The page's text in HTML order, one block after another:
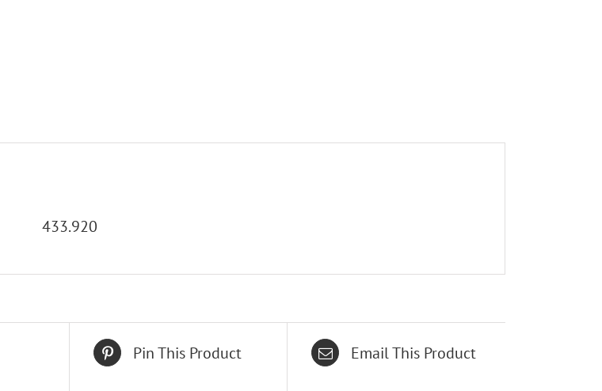
433.920
Pin This Product Email This Product